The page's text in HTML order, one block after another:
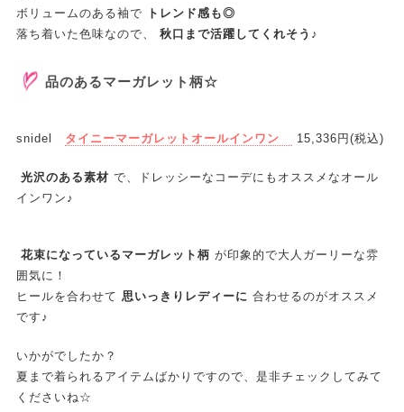
ボリュームのある袖で
トレンド感も◎
落ち着いた色味なので、
秋口まで活躍してくれそう♪
品のあるマーガレット柄☆
snidel タイニーマーガレットオールインワン 15,336円(税込)
光沢のある素材 で、ドレッシーなコーデにもオススメなオール
インワン♪
花束になっているマーガレット柄 が印象的で大人ガーリーな雰
囲気に！
ヒールを合わせて 思いっきりレディーに 合わせるのがオススメ
です♪
いかがでしたか？
夏まで着られるアイテムばかりですので、是非チェックしてみて
くださいね☆